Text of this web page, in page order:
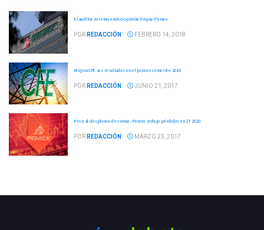
El auditor externo emitió opinión limpia: Pemex
POR REDACCIÓN FEBRERO 14, 2018
Mejora CFE sus resultados en el primer semestre 2019
POR REDACCIÓN JUNIO 21, 2017
Pese al desplome de ventas, Pemex redujo pérdidas en 2T 2020
POR REDACCIÓN MARZO 23, 2017